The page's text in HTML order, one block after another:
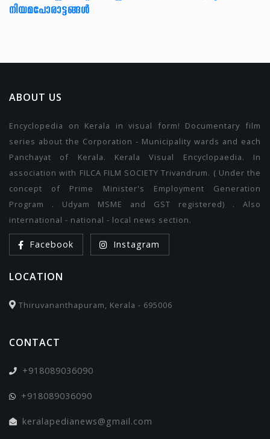
നിയമപോരാട്ടങ്ങൾ
ABOUT US
Encyclopedia on Kerala in visual form! Documentary film
series about the Corporation - Municipality wards and each
Panchayat of Kerala. Kerala Visual Encyclopaedia. In
association with FILCA FILM SOCIETY Trivandrum. ( Under the
concept of Prime Minister's Employment Generation
Program . Udyam MSME and GST registered) . Also
international - national - local news section.
Facebook Instagram
LOCATION
Thiruvananthapuram, Kerala - 695006
CONTACT
+918089036090
+918089036090
keralapedianews@gmail.com